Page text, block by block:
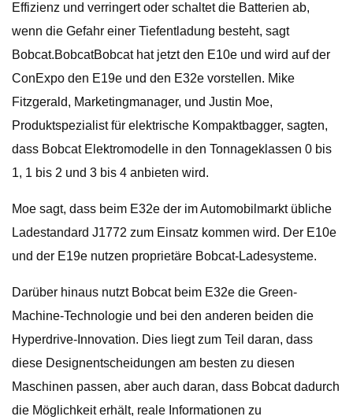
Effizienz und verringert oder schaltet die Batterien ab,
wenn die Gefahr einer Tiefentladung besteht, sagt
Bobcat.BobcatBobcat hat jetzt den E10e und wird auf der
ConExpo den E19e und den E32e vorstellen. Mike
Fitzgerald, Marketingmanager, und Justin Moe,
Produktspezialist für elektrische Kompaktbagger, sagten,
dass Bobcat Elektromodelle in den Tonnageklassen 0 bis
1, 1 bis 2 und 3 bis 4 anbieten wird.
Moe sagt, dass beim E32e der im Automobilmarkt übliche
Ladestandard J1772 zum Einsatz kommen wird. Der E10e
und der E19e nutzen proprietäre Bobcat-Ladesysteme.
Darüber hinaus nutzt Bobcat beim E32e die Green-
Machine-Technologie und bei den anderen beiden die
Hyperdrive-Innovation. Dies liegt zum Teil daran, dass
diese Designentscheidungen am besten zu diesen
Maschinen passen, aber auch daran, dass Bobcat dadurch
die Möglichkeit erhält, reale Informationen zu